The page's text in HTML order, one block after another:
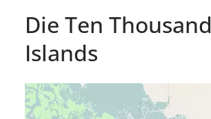
Die Ten Thousand
Islands